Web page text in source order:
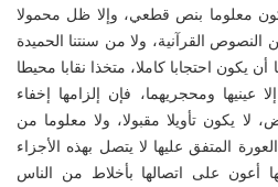
معلوما بنص قطعي، وإلا ظل محمولا
القرآنية، ولا من سنتنا الحميدة
يكون احتجابا كاملا، متخذا نقابا محيطا
عينيها ومحجريهما، فإن إلزامها إخفاء
لا يكون تأويلا مقبولا، ولا معلوما من
المتفق عليها لا يتصل بهذه الأجزاء
أعون على اتصالها بأخلاط من الناس